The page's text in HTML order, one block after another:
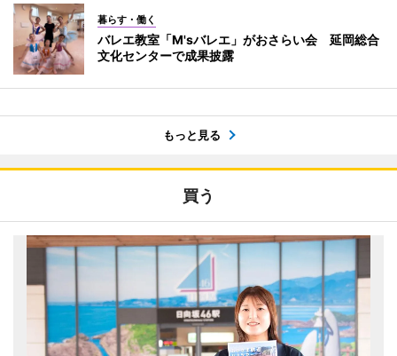
暮らす・働く
バレエ教室「M'sバレエ」がおさらい会 延岡総合
文化センターで成果披露
もっと見る
買う